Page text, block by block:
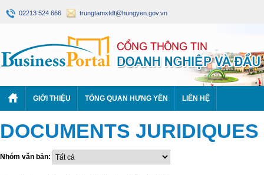
02213 524 666 trungtamxtdt@hungyen.gov.vn
GIỚI THIỆU TỔNG QUAN HƯNG YÊN LIÊN HỆ
DOCUMENTS
Nhóm văn bản: